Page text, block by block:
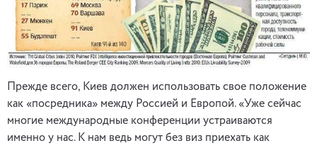
Прежде всего, Киев должен использовать свое положение
как «посредника» между Россией и Европой. «Уже сейчас
многие международные конференции устраиваются
именно у нас. К нам ведь могут без виз приехать как